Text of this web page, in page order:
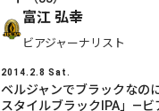
富江 弘幸
ビアジャーナリスト
2014.2.8 Sat.
ベルジャンでブラックなの
スタイルブラックIPA」―ビ